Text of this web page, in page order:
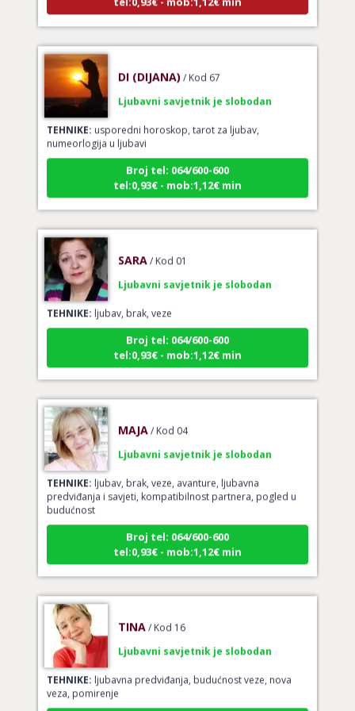
TEHNIKE:usporedni horoskop, tarot za ljubav,
numeorlogija u ljubavi
Broj tel: 064/600-600
tel:0,93€ - mob:1,12€ min
TEHNIKE:ljubav, brak, veze
Broj tel: 064/600-600
tel:0,93€ - mob:1,12€ min
TEHNIKE:ljubav, brak, veze, avanture, ljubavna
predviđanja i savjeti, kompatibilnost partnera, pogled u
budućnost
Broj tel: 064/600-600
tel:0,93€ - mob:1,12€ min
TEHNIKE:ljubavna predviđanja, budućnost veze, nova
veza, pomirenje
Broj tel: 064/600-600